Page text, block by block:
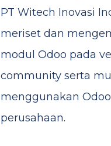
PT Witech Inovasi
meriset dan
modul Odoo pada
community serta
menggunakan
perusahaan.